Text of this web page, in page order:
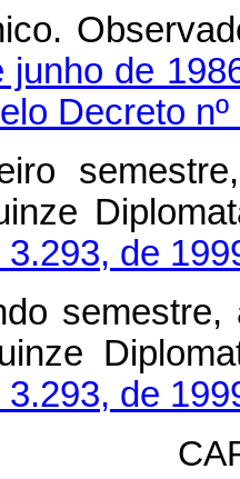
junho de
Decreto
3.293, de
3.293, de